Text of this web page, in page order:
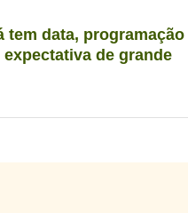
tem data, programação
expectativa de grande